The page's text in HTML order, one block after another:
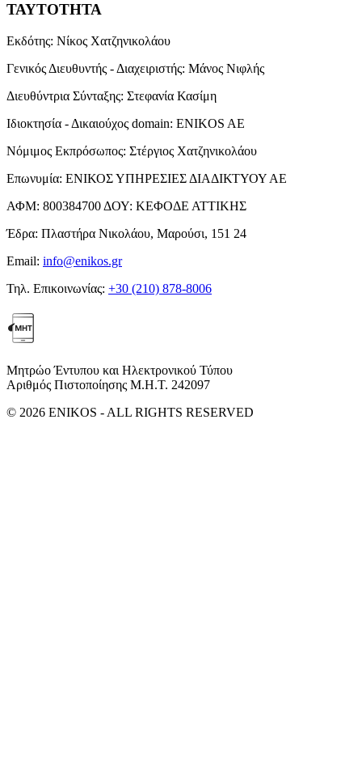
ΤΑΥΤΟΤΗΤΑ
Εκδότης: Νίκος Χατζηνικολάου
Γενικός Διευθυντής - Διαχειριστής: Μάνος Νιφλής
Διευθύντρια Σύνταξης: Στεφανία Κασίμη
Ιδιοκτησία - Δικαιούχος domain: ENIKOS AE
Νόμιμος Εκπρόσωπος: Στέργιος Χατζηνικολάου
Επωνυμία: ΕΝΙΚΟΣ ΥΠΗΡΕΣΙΕΣ ΔΙΑΔΙΚΤΥΟΥ ΑΕ
ΑΦΜ: 800384700 ΔΟΥ: ΚΕΦΟΔΕ ΑΤΤΙΚΗΣ
Έδρα: Πλαστήρα Νικολάου, Μαρούσι, 151 24
Email: info@enikos.gr
Τηλ. Επικοινωνίας: +30 (210) 878-8006
Μητρώο Έντυπου και Ηλεκτρονικού Τύπου
Αριθμός Πιστοποίησης Μ.Η.Τ. 242097
© 2026 ENIKOS - ALL RIGHTS RESERVED